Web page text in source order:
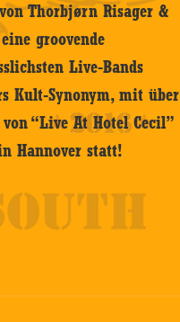
Thorbjørn Risager &
groovende
Live-Bands
Kult-Synonym, mit über
“Live At Hotel Cecil”
Hannover statt!